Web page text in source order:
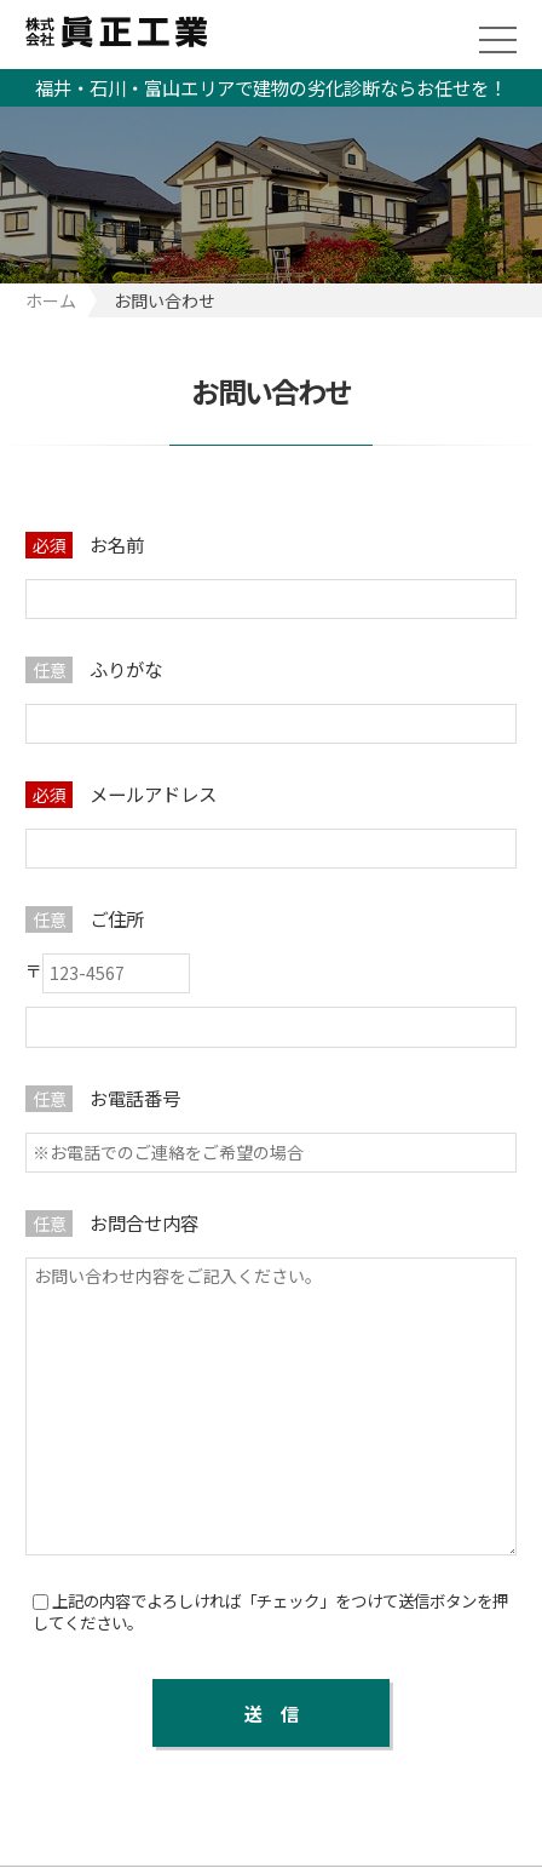
福井・石川・富山エリアで建物の劣化診断ならお任せを！
ホーム お問い合わせ
お問い合わせ
必須 お名前
任意 ふりがな
必須 メールアドレス
任意 ご住所
〒
任意 お電話番号
任意 お問合せ内容
上記の内容でよろしければ「チェック」をつけて送信ボタンを押
してください。